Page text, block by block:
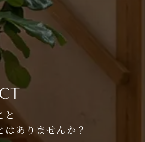
と
はありませんか？